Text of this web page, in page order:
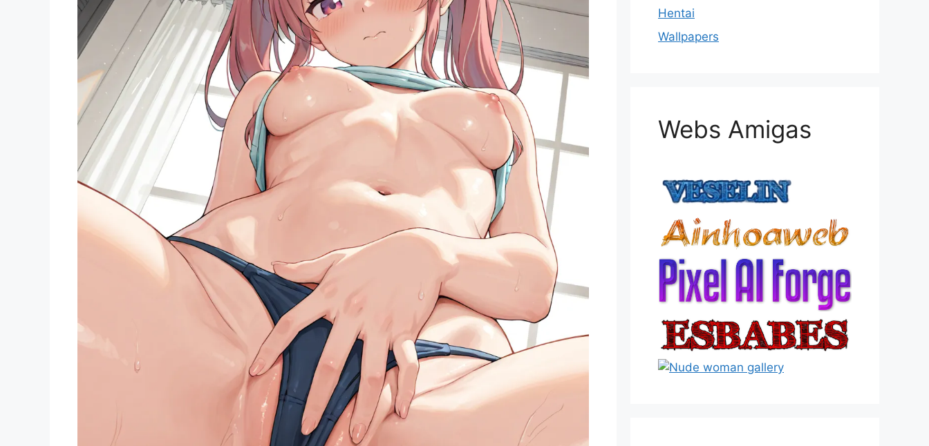
Hentai
Wallpapers
Webs Amigas